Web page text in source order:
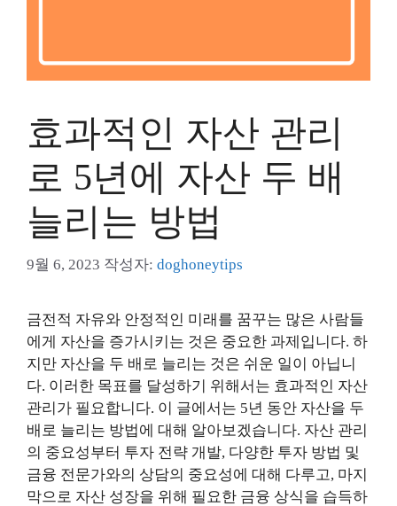
효과적인 자산 관리
로 5년에 자산 두 배
늘리는 방법
9월 6, 2023 작성자: doghoneytips
금전적 자유와 안정적인 미래를 꿈꾸는 많은 사람들
에게 자산을 증가시키는 것은 중요한 과제입니다. 하
지만 자산을 두 배로 늘리는 것은 쉬운 일이 아닙니
다. 이러한 목표를 달성하기 위해서는 효과적인 자산
관리가 필요합니다. 이 글에서는 5년 동안 자산을 두
배로 늘리는 방법에 대해 알아보겠습니다. 자산 관리
의 중요성부터 투자 전략 개발, 다양한 투자 방법 및
금융 전문가와의 상담의 중요성에 대해 다루고, 마지
막으로 자산 성장을 위해 필요한 금융 상식을 습득하